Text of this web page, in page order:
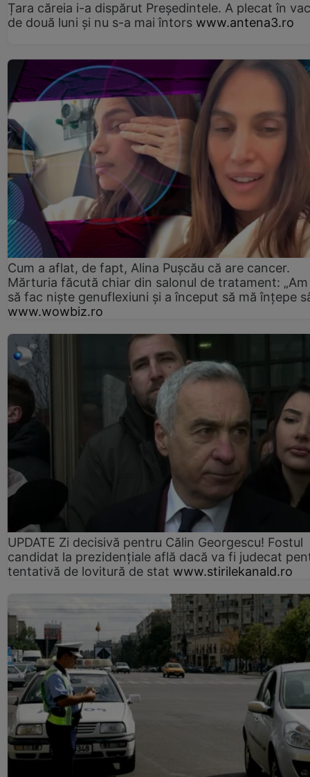
Țara căreia i-a dispărut Președintele. A plecat în
de două luni și nu s-a mai întors www.antena3.ro
Cum a aflat, de fapt, Alina Pușcău că are cancer.
Mărturia făcută chiar din salonul de tratament:
să fac niște genuflexiuni și a început să mă înțepe
www.wowbiz.ro
UPDATE Zi decisivă pentru Călin Georgescu! Fostul
candidat la prezidențiale află dacă va fi judecat
tentativă de lovitură de stat www.stirilekanald.ro